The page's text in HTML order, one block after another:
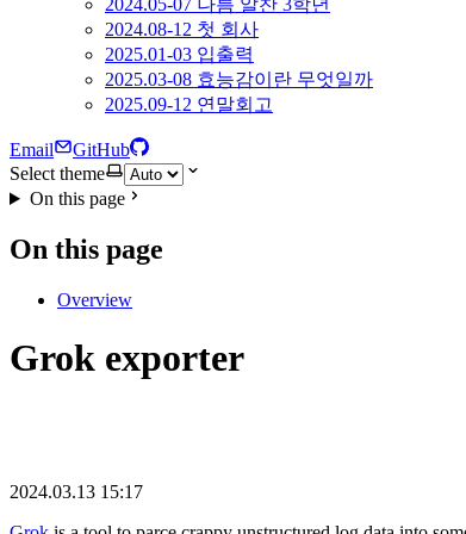
2024.05-07 나름 알찬 3학년
2024.08-12 첫 회사
2025.01-03 입출력
2025.03-08 효능감이란 무엇일까
2025.09-12 연말회고
Email
GitHub
Select theme
On this page
On this page
Overview
Grok exporter
2024.03.13 15:17